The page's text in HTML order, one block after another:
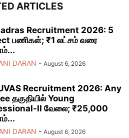
ARTICLES
Recruitment 2026: 5
பணிகள்; ₹1 லட்சம் வரை
DARAN - August 6, 2026
Recruitment 2026: Any
தகுதியில் Young
II வேலை; ₹25,000
DARAN - August 6, 2026